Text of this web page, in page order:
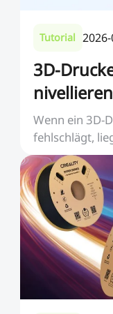
Tutorial
3D-
perfekte
Wenn ein 3D-
fehlschlägt,
ersten Schicht.